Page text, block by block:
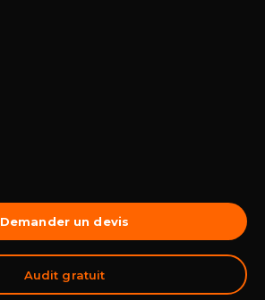
Demander un devis
Audit gratuit